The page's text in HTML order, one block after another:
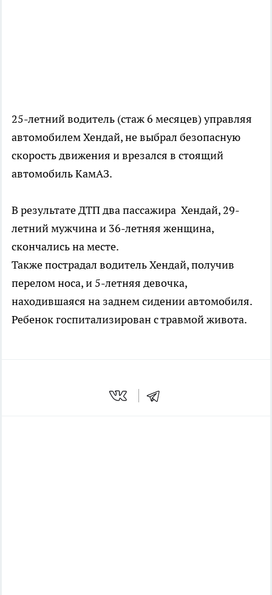
25-летний водитель (стаж 6 месяцев) управляя
автомобилем Хендай, не выбрал безопасную
скорость движения и врезался в стоящий
автомобиль КамАЗ.
В результате ДТП два пассажира Хендай, 29-
летний мужчина и 36-летняя женщина,
скончались на месте.
Также пострадал водитель Хендай, получив
перелом носа, и 5-летняя девочка,
находившаяся на заднем сидении автомобиля.
Ребенок госпитализирован с травмой живота.